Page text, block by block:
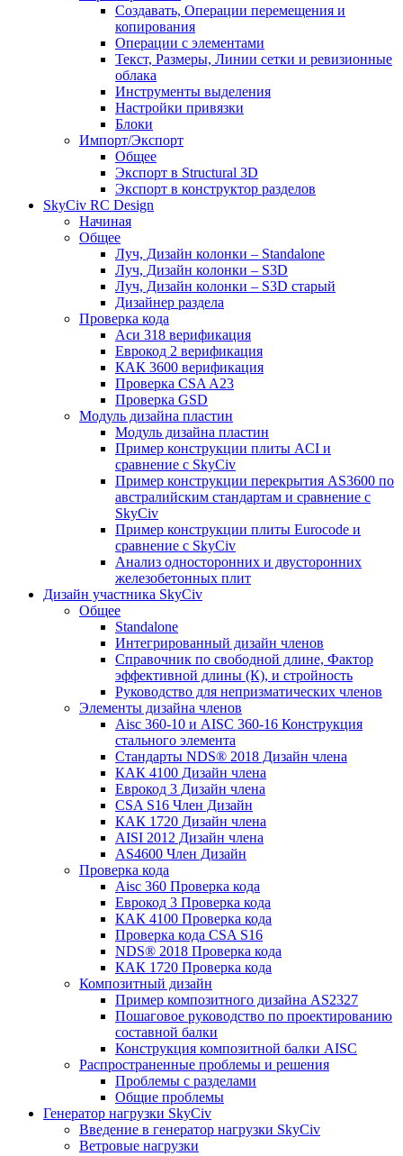
Создавать, Операции перемещения и
копирования
Операции с элементами
Текст, Размеры, Линии сетки и ревизионные
облака
Инструменты выделения
Настройки привязки
Блоки
Импорт/Экспорт
Общее
Экспорт в Structural 3D
Экспорт в конструктор разделов
SkyCiv RC Design
Начиная
Общее
Луч, Дизайн колонки – Standalone
Луч, Дизайн колонки – S3D
Луч, Дизайн колонки – S3D старый
Дизайнер раздела
Проверка кода
Аси 318 верификация
Еврокод 2 верификация
КАК 3600 верификация
Проверка CSA A23
Проверка GSD
Модуль дизайна пластин
Модуль дизайна пластин
Пример конструкции плиты ACI и
сравнение с SkyCiv
Пример конструкции перекрытия AS3600 по
австралийским стандартам и сравнение с
SkyCiv
Пример конструкции плиты Eurocode и
сравнение с SkyCiv
Анализ односторонних и двусторонних
железобетонных плит
Дизайн участника SkyCiv
Общее
Standalone
Интегрированный дизайн членов
Справочник по свободной длине, Фактор
эффективной длины (К), и стройность
Руководство для непризматических членов
Элементы дизайна членов
Aisc 360-10 и AISC 360-16 Конструкция
стального элемента
Стандарты NDS® 2018 Дизайн члена
КАК 4100 Дизайн члена
Еврокод 3 Дизайн члена
CSA S16 Член Дизайн
КАК 1720 Дизайн члена
AISI 2012 Дизайн члена
AS4600 Член Дизайн
Проверка кода
Aisc 360 Проверка кода
Еврокод 3 Проверка кода
КАК 4100 Проверка кода
Проверка кода CSA S16
NDS® 2018 Проверка кода
КАК 1720 Проверка кода
Композитный дизайн
Пример композитного дизайна AS2327
Пошаговое руководство по проектированию
составной балки
Конструкция композитной балки AISC
Распространенные проблемы и решения
Проблемы с разделами
Общие проблемы
Генератор нагрузки SkyCiv
Введение в генератор нагрузки SkyCiv
Ветровые нагрузки